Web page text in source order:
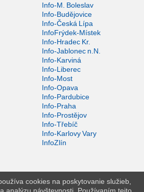
Info-M. Boleslav
Info-Budějovice
Info-Česká Lípa
InfoFrýdek-Místek
Info-Hradec Kr.
Info-Jablonec n.N.
Info-Karviná
Info-Liberec
Info-Most
Info-Opava
Info-Pardubice
Info-Praha
Info-Prostějov
Info-Třebíč
Info-Karlovy Vary
InfoZlín
cookies na poskytovanie služieb,